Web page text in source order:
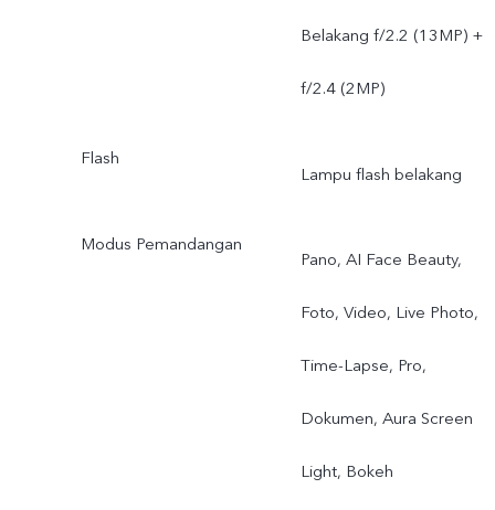
Belakang f/2.2 (13MP) +
f/2.4 (2MP)
Flash
Lampu flash belakang
Modus Pemandangan
Pano, AI Face Beauty,
Foto, Video, Live Photo,
Time-Lapse, Pro,
Dokumen, Aura Screen
Light, Bokeh